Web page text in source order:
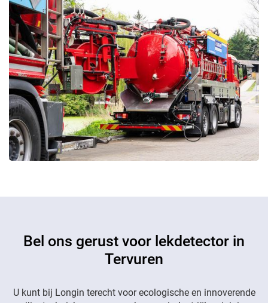
Bel ons gerust voor lekdetector in
Tervuren
U kunt bij Longin terecht voor ecologische en innoverende